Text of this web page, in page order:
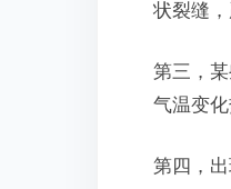
状裂缝，
第三，
气温变
第四，